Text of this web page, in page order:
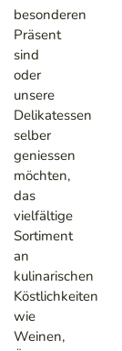
besonderen
Präsent
sind
oder
unsere
Delikatessen
selber
geniessen
möchten,
das
vielfältige
Sortiment
an
kulinarischen
Köstlichkeiten
wie
Weinen,